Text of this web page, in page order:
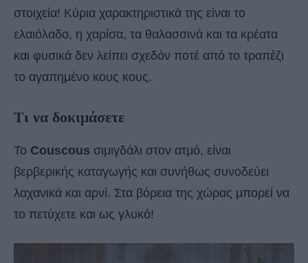
στοιχεία! Κύρια χαρακτηριστικά της είναι το
ελαιόλαδο, η χαρίσα, τα θαλασσινά και τα κρέατα
και φυσικά δεν λείπει σχεδόν ποτέ από το τραπέζι
το αγαπημένο κους κους.
Τι να δοκιμάσετε
Το Couscous σιμιγδάλι στον ατμό, είναι
βερβερικής καταγωγής και συνήθως συνοδεύει
λαχανικά και αρνί. Στα βόρεια της χώρας μπορεί να
το πετύχετε και ως γλυκό!